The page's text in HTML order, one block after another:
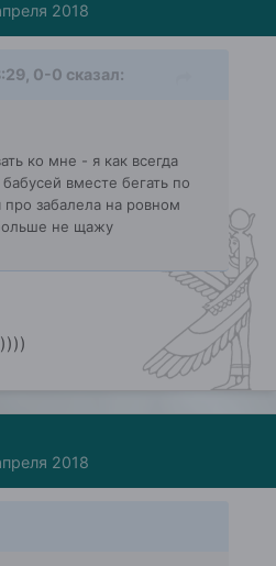
2018
0-0 сказал:
ко мне - я как всегда
вместе бегать по
про забалела на ровном
не щажу
2018